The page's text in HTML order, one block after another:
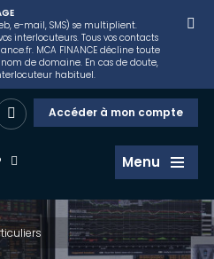
e-mail, SMS) se multiplient.
interlocuteurs. Tous vos contacts
MCA FINANCE décline toute
de domaine. En cas de doute,
habituel.
Accéder à mon compte
Menu